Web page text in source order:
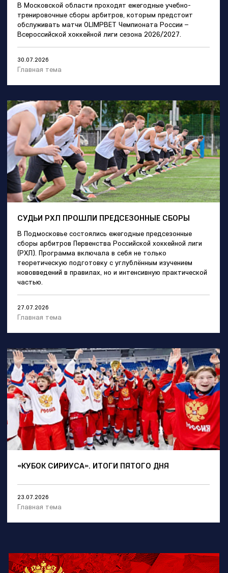
В Московской области проходят ежегодные учебно-
тренировочные сборы арбитров, которым предстоит
обслуживать матчи OLIMPBET Чемпионата России –
Всероссийской хоккейной лиги сезона 2026/2027.
30.07.2026
Главная тема
СУДЬИ РХЛ ПРОШЛИ ПРЕДСЕЗОННЫЕ СБОРЫ
В Подмосковье состоялись ежегодные предсезонные
сборы арбитров Первенства Российской хоккейной лиги
(РХЛ). Программа включала в себя не только
теоретическую подготовку с углублённым изучением
нововведений в правилах, но и интенсивную практической
частью.
27.07.2026
Главная тема
«КУБОК СИРИУСА». ИТОГИ ПЯТОГО ДНЯ
23.07.2026
Главная тема